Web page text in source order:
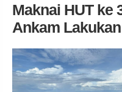
Maknai HUT ke
Ankam